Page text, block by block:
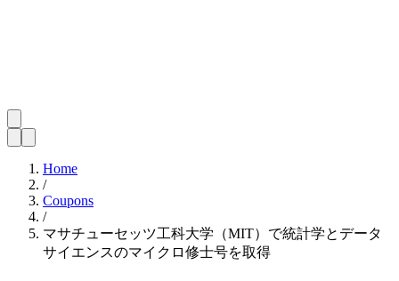
Home
/
Coupons
/
マサチューセッツ工科大学（MIT）で統計学とデータ
サイエンスのマイクロ修士号を取得